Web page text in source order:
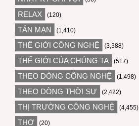
RELAX (120)
TẢN MẠN (1,410)
THẾ GIỚI CÔNG NGHỆ (3,388)
THẾ GIỚI CỦA CHÚNG TA (517)
THEO DÒNG CÔNG NGHỆ (1,498)
THEO DÒNG THỜI SỰ (2,422)
THỊ TRƯỜNG CÔNG NGHỆ (4,455)
THƠ (20)